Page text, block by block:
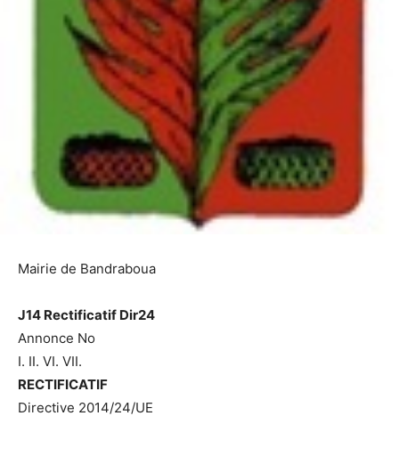
Mairie de Bandraboua
J14 Rectificatif Dir24
Annonce No
I. II. VI. VII.
RECTIFICATIF
Directive 2014/24/UE